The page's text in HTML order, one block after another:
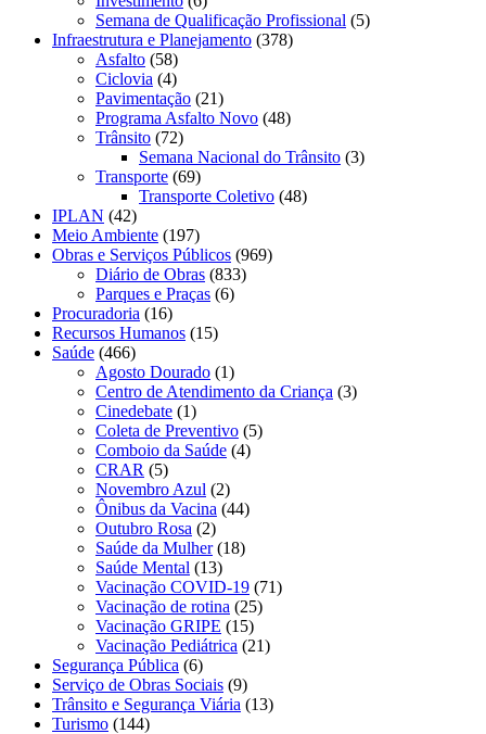
Semana de Qualificação Profissional (5)
Infraestrutura e Planejamento (378)
Asfalto (58)
Ciclovia (4)
Pavimentação (21)
Programa Asfalto Novo (48)
Trânsito (72)
Semana Nacional do Trânsito (3)
Transporte (69)
Transporte Coletivo (48)
IPLAN (42)
Meio Ambiente (197)
Obras e Serviços Públicos (969)
Diário de Obras (833)
Parques e Praças (6)
Procuradoria (16)
Recursos Humanos (15)
Saúde (466)
Agosto Dourado (1)
Centro de Atendimento da Criança (3)
Cinedebate (1)
Coleta de Preventivo (5)
Comboio da Saúde (4)
CRAR (5)
Novembro Azul (2)
Ônibus da Vacina (44)
Outubro Rosa (2)
Saúde da Mulher(18)
Saúde Mental (13)
Vacinação COVID-19 (71)
Vacinação de rotina (25)
Vacinação GRIPE (15)
Vacinação Pediátrica (21)
Segurança Pública (6)
Serviço de Obras Sociais (9)
Trânsito e Segurança Viária (13)
Turismo (144)